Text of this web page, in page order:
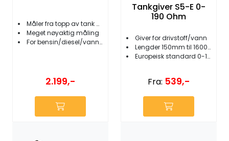
Måler fra topp av tank utvendig
Meget nøyaktig måling
For bensin/diesel/vann/septik
2.199,-
Tankgiver S5-E 0-
190 Ohm
Giver for drivstoff/vann
Lengder 150mm til 1600mm
Europeisk standard 0-190 ohm
Fra: 539,-